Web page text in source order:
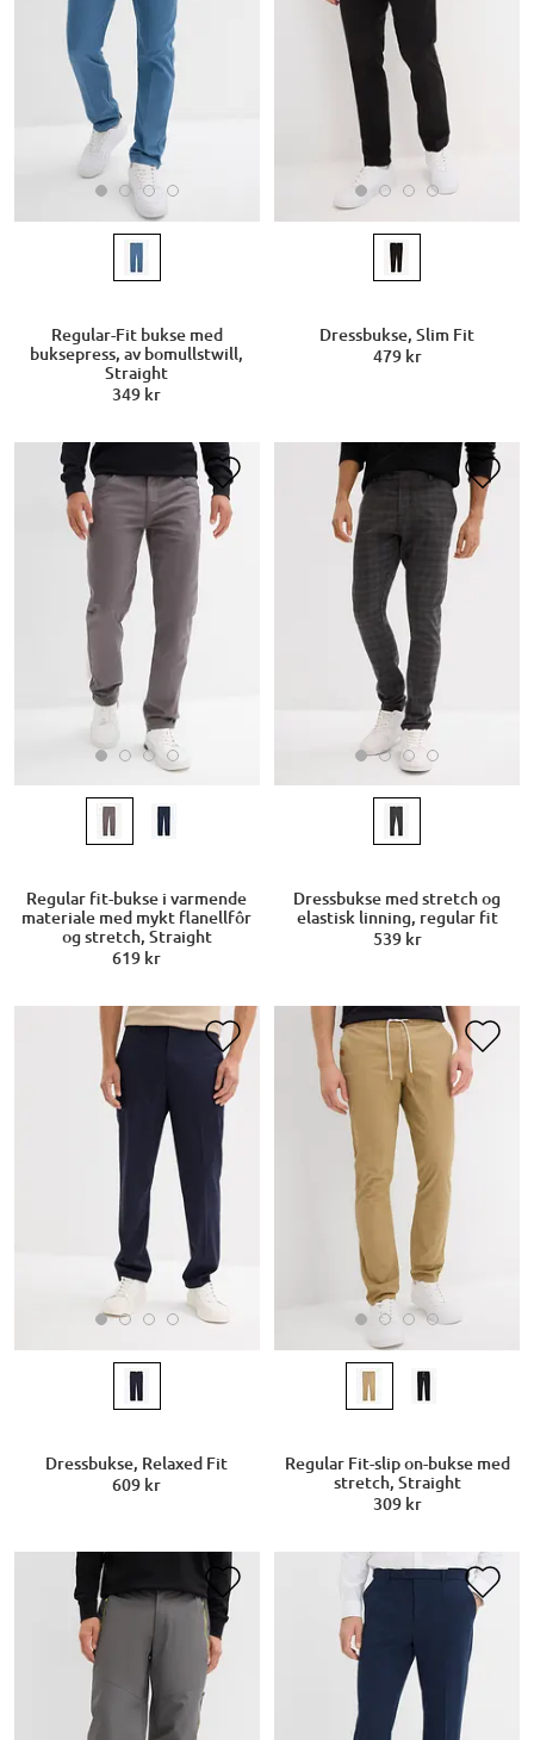
Regular-Fit bukse med
buksepress, av bomullstwill,
Straight
349 kr
Dressbukse, Slim Fit
479 kr
Regular fit-bukse i varmende
materiale med mykt flanellfôr
og stretch, Straight
619 kr
Dressbukse med stretch og
elastisk linning, regular fit
539 kr
Dressbukse, Relaxed Fit
609 kr
Regular Fit-slip on-bukse med
stretch, Straight
309 kr